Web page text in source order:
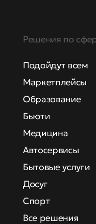
Решения по
Подойдут всем
Маркетплейсы
Образование
Бьюти
Медицина
Автосервисы
Бытовые услуги
Досуг
Спорт
Все решения